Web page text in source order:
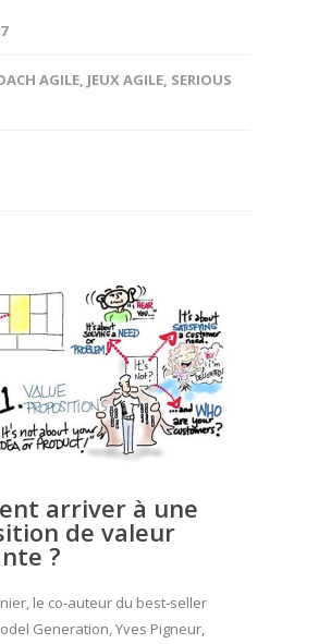
AGILE, JEUX AGILE, SERIOUS
arriver à une
de valeur
?
le co-auteur du best-seller
Generation, Yves Pigneur,